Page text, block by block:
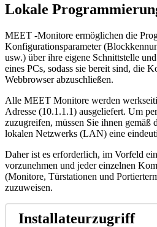
Lokale
MEET -Monitore ermöglichen die
Konfigurationsparameter (
usw.) über ihre eigene Schnittstelle und
eines PCs, sodass sie bereit sind, die
Webbrowser abzuschließen.
Alle MEET Monitore werden
Adresse (10.1 .1 .1) ausgeliefert. Um per
zuzugreifen, müssen Sie ihnen gemäß
lokalen Netzwerks (LAN) eine
Daher ist es erforderlich, im Vorfeld
vorzunehmen und jeder einzelnen
(Monitore, Türstationen und
zuzuweisen.
Installateurzugriff